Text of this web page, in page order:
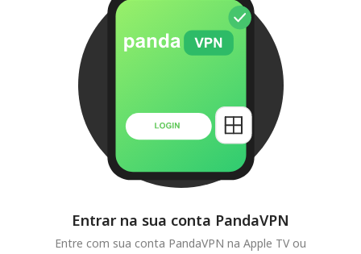
Entrar na sua conta PandaVPN
Entre com sua conta PandaVPN na Apple TV ou